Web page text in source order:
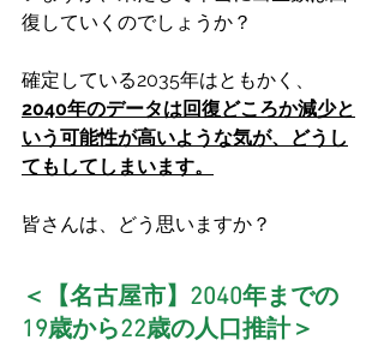
復していくのでしょうか？
確定している2035年はともかく、
2040年のデータは回復どころか減少と
いう可能性が高いような気が、どうし
てもしてしまいます。
皆さんは、どう思いますか？
＜【名古屋市】2040年までの
19歳から22歳の人口推計＞